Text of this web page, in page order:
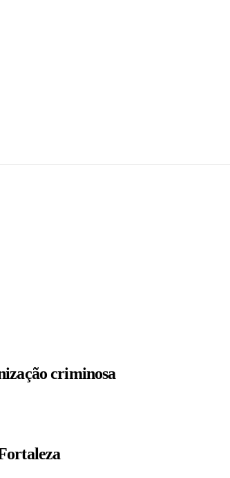
criminosa